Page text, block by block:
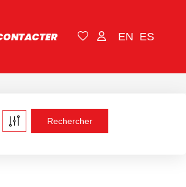
EN ES